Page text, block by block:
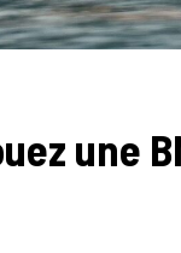
une